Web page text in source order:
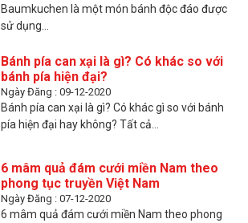
Baumkuchen là một món bánh độc đáo được
sử dụng...
Bánh pía can xại là gì? Có khác so với
bánh pía hiện đại?
Ngày Đăng : 09-12-2020
Bánh pía can xại là gì? Có khác gì so với bánh
pía hiện đại hay không? Tất cả...
6 mâm quả đám cưới miền Nam theo
phong tục truyền Việt Nam
Ngày Đăng : 07-12-2020
6 mâm quả đám cưới miền Nam theo phong